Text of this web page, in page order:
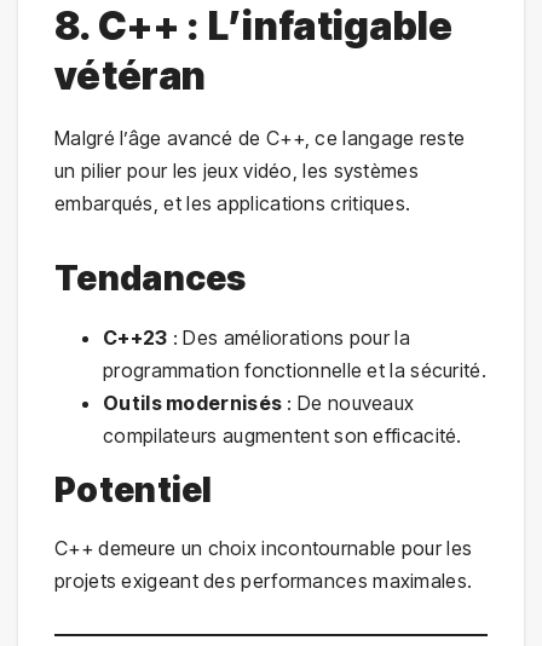
8. C++ : L’infatigable
vétéran
Malgré l’âge avancé de C++, ce langage reste
un pilier pour les jeux vidéo, les systèmes
embarqués, et les applications critiques.
Tendances
C++23 : Des améliorations pour la
programmation fonctionnelle et la sécurité.
Outils modernisés : De nouveaux
compilateurs augmentent son efficacité.
Potentiel
C++ demeure un choix incontournable pour les
projets exigeant des performances maximales.